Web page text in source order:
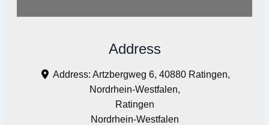
Address
Address:Artzbergweg 6, 40880 Ratingen,
Nordrhein-Westfalen,
Ratingen
Nordrhein-Westfalen